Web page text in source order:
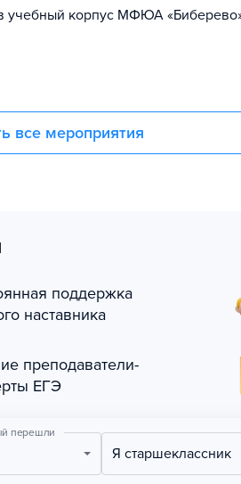
учебный корпус МФЮА
все мероприятия
поддержка
наставника
преподаватели-
ЕГЭ
перешли
Я старшеклассник